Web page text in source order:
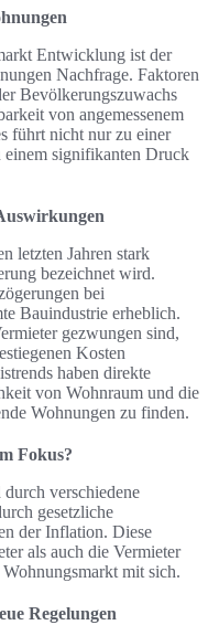
Entwicklung ist der
Nachfrage. Faktoren
Bevölkerungszuwachs
von angemessenem
führt nicht nur zu einer
einem signifikanten Druck
letzten Jahren stark
bezeichnet wird.
bei
Bauindustrie erheblich.
gezwungen sind,
Kosten
haben direkte
von Wohnraum und die
Wohnungen zu finden.
Fokus?
verschiedene
gesetzliche
der Inflation. Diese
als auch die Vermieter
mit sich.
Regelungen